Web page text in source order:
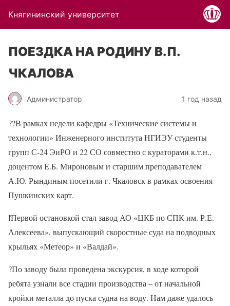
Княгининский университет
ПОЕЗДКА НА РОДИНУ В.П.
ЧКАЛОВА
Администратор 1 год назад
??В рамках недели кафедры «Технические системы и
технологии» Инженерного института НГИЭУ студенты
групп С-24 ЭиРО и 22 СО совместно с кураторами к.т.н.,
доцентом Е.Б. Мироновым и старшим преподавателем
А.Ю. Рындиным посетили г. Чкаловск в рамках освоения
Пушкинских карт.
❗Первой остановкой стал завод АО «ЦКБ по СПК им. Р.Е.
Алексеева», выпускающий скоростные суда на подводных
крыльях «Метеор» и «Валдай».
?По заводу была проведена экскурсия, в ходе которой
ребята узнали все стадии производства – от начальной
кройки металла до пуска судна на воду. Нам даже удалось